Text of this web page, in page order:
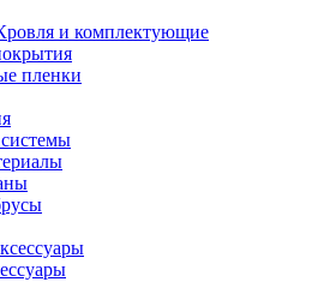
и комплектующие
пленки